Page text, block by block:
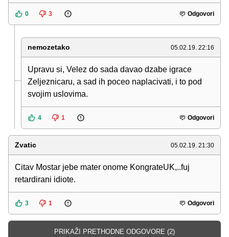
0 3 Odgovori
nemozetako 05.02.19. 22:16
Upravu si, Velez do sada davao dzabe igrace
Zeljeznicaru, a sad ih poceo naplacivati, i to pod
svojim uslovima.
4 1 Odgovori
Zvatic 05.02.19. 21:30
Citav Mostar jebe mater onome KongrateUK,..fuj
retardirani idiote.
3 1 Odgovori
PRIKAŽI PRETHODNE ODGOVORE (2)